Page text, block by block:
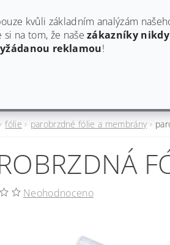
606624953
fólie parobrzdné fólie a membrány
Neohodnoceno
kvůli základním analýzám
si na tom, že našezákazníky nikdy
reklamou!